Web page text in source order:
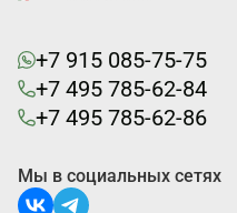
+7 915 085-75-75
+7 495 785-62-84
+7 495 785-62-86
Мы в социальных сетях